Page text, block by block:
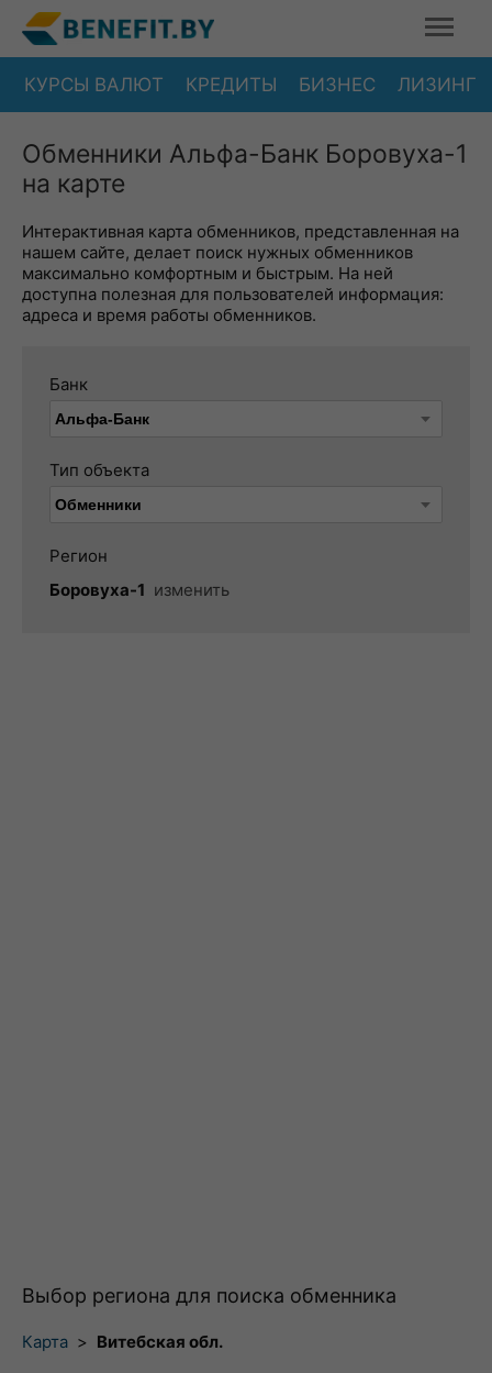
КУРСЫ ВАЛЮТ КРЕДИТЫ БИЗНЕС ЛИЗИНГ
Обменники Альфа-Банк Боровуха-1
на карте
Интерактивная карта обменников, представленная на
нашем сайте, делает поиск нужных обменников
максимально комфортным и быстрым. На ней
доступна полезная для пользователей информация:
адреса и время работы обменников.
Банк
Тип объекта
Регион
Боровуха-1 изменить
Выбор региона для поиска обменника
Карта > Витебская обл.